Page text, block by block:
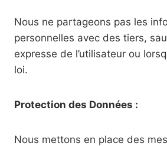
Nous ne partageons pas les
personnelles avec des tiers,
expresse de l’utilisateur ou
loi.
Protection des Données :
Nous mettons en place des